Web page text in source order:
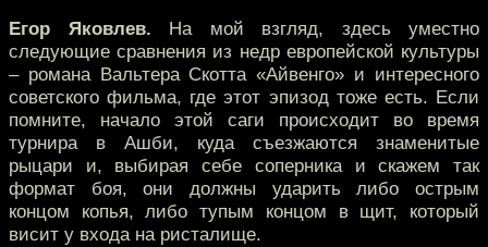
Егор Яковлев. На мой взгляд, здесь уместно
следующие сравнения из недр европейской культуры
– романа Вальтера Скотта «Айвенго» и интересного
советского фильма, где этот эпизод тоже есть. Если
помните, начало этой саги происходит во время
турнира в Ашби, куда съезжаются знаменитые
рыцари и, выбирая себе соперника и скажем так
формат боя, они должны ударить либо острым
концом копья, либо тупым концом в щит, который
висит у входа на ристалище.